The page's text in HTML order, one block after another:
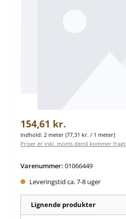
Almindelig pris:
154,61 kr.
Indhold: 2 meter (77,31 kr. / 1 meter)
Priser er inkl. moms dertil kommer fragt
Varenummer: 01066449
Leveringstid ca. 7-8 uger
Lignende produkter